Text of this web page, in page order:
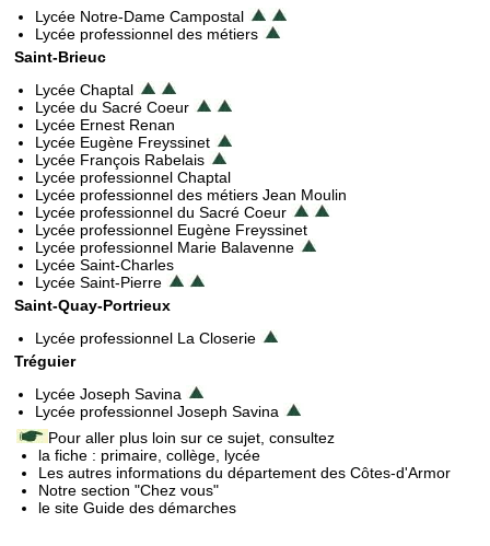
Lycée Notre-Dame Campostal
Lycée professionnel des métiers
Saint-Brieuc
Lycée Chaptal
Lycée du Sacré Coeur
Lycée Ernest Renan
Lycée Eugène Freyssinet
Lycée François Rabelais
Lycée professionnel Chaptal
Lycée professionnel des métiers Jean Moulin
Lycée professionnel du Sacré Coeur
Lycée professionnel Eugène Freyssinet
Lycée professionnel Marie Balavenne
Lycée Saint-Charles
Lycée Saint-Pierre
Saint-Quay-Portrieux
Lycée professionnel La Closerie
Tréguier
Lycée Joseph Savina
Lycée professionnel Joseph Savina
Pour aller plus loin sur ce sujet, consultez
la fiche : primaire, collège, lycée
Les autres informations du département des Côtes-d'Armor
Notre section "Chez vous"
le site Guide des démarches